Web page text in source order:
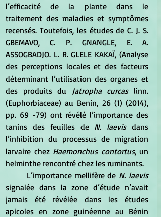
l’efficacité de la plante dans le
traitement des maladies et symptômes
recensés. Toutefois, les études de C. J. S.
GBEMAVO, C. P. GNANGLE, E. A.
ASSOGBADJO. L. R. GLELE KAKAÏ, (Analyse
des perceptions locales et des facteurs
déterminant l’utilisation des organes et
des produits du
Jatropha curcas linn.
(Euphorbiaceae) au Benin, 26 (1) (2014),
pp. 69 -79) ont révélé l’importance des
tanins des feuilles de N. laevis dans
l’inhibition du processus de migration
larvaire chez Haemonchus contortus, un
helminthe rencontré chez les ruminants.
	L’importance mellifère de
N. laevis
signalée dans la zone d’étude n’avait
jamais été révélée dans les études
apicoles en zone guinéenne au Bénin